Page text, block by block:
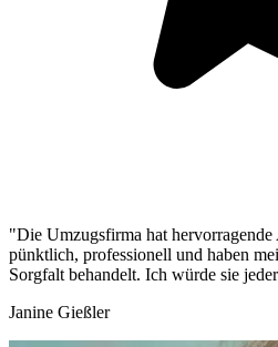
"Die Umzugsfirma hat hervorragende
pünktlich, professionell und haben
Sorgfalt behandelt. Ich würde sie
Janine Gießler